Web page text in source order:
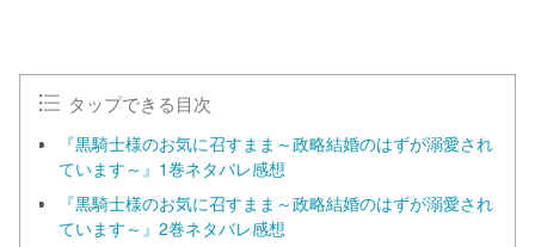
タップできる目次
『黒騎士様のお気に召すまま～政略結婚のはずが溺愛され
ています～』1巻ネタバレ感想
『黒騎士様のお気に召すまま～政略結婚のはずが溺愛され
ています～』2巻ネタバレ感想